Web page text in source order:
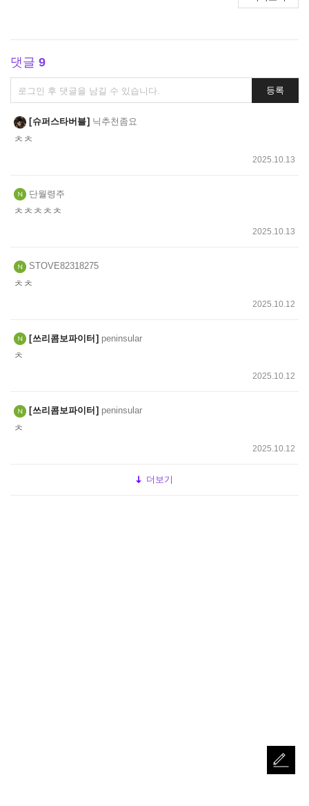
댓글 9
댓
글
쓰
기
등록
슈퍼스타버블 닉추천좀요
ㅊㅊ
2025.10.13
단월령주
ㅊㅊㅊㅊㅊ
2025.10.13
STOVE82318275
ㅊㅊ
2025.10.12
쓰리콤보파이터 peninsular
ㅊ
2025.10.12
쓰리콤보파이터 peninsular
ㅊ
2025.10.12
더보기